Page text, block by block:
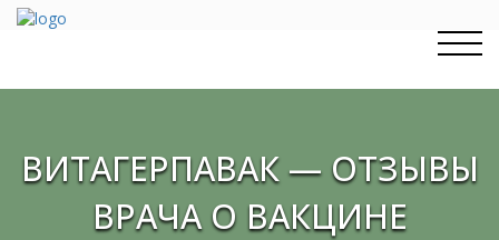
ВИТАГЕРПАВАК — ОТЗЫВЫ
ВРАЧА О ВАКЦИНЕ